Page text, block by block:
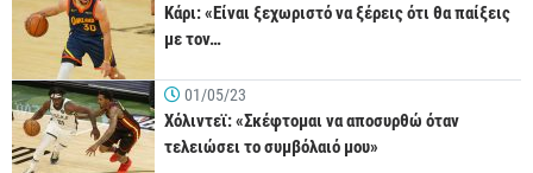
Κάρι: «Είναι ξεχωριστό να ξέρεις ότι θα παίξεις
με τον…
01/05/23
Χόλιντεϊ: «Σκέφτομαι να αποσυρθώ όταν
τελειώσει το συμβόλαιό μου»